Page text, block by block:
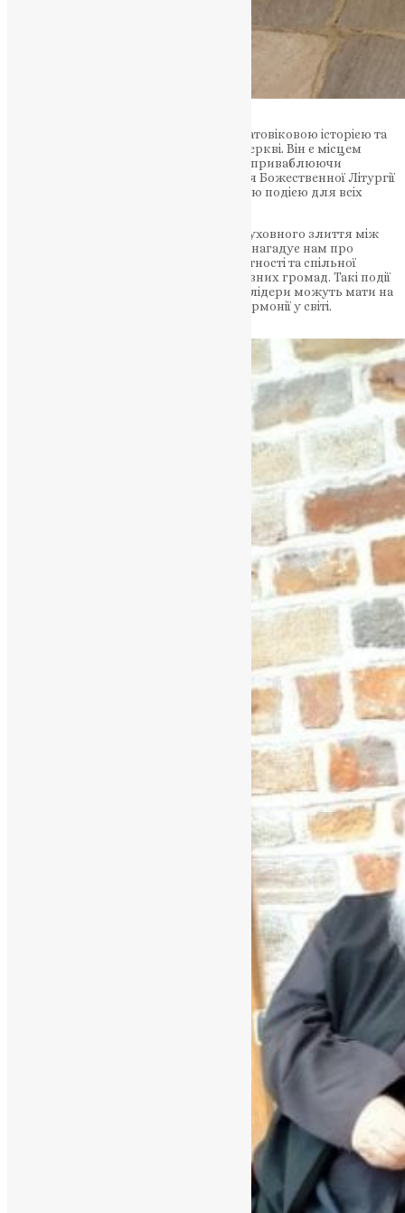
Монастир Влатадон відомий своєю багатовіковою історією та
значимістю в Константинопольській церкві. Він є місцем
духовної згуртованості та поклоніння, приваблюючи
паломників з усього світу. Відслуження Божественної Літургії
у такому святому місці стало особливою подією для всіх
Ця служба є прикладом співпраці та духовного злиття між
різними церковними спільнотами. Він нагадує нам про
важливість взаєморозуміння, толерантності та спільної
молитви у будівництві єдності серед різних громад. Такі події
мають потужний вплив, який духовні лідери можуть мати на
зміцнення віри та сприяння миру та гармонії у світі.